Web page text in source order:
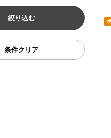
条件クリア